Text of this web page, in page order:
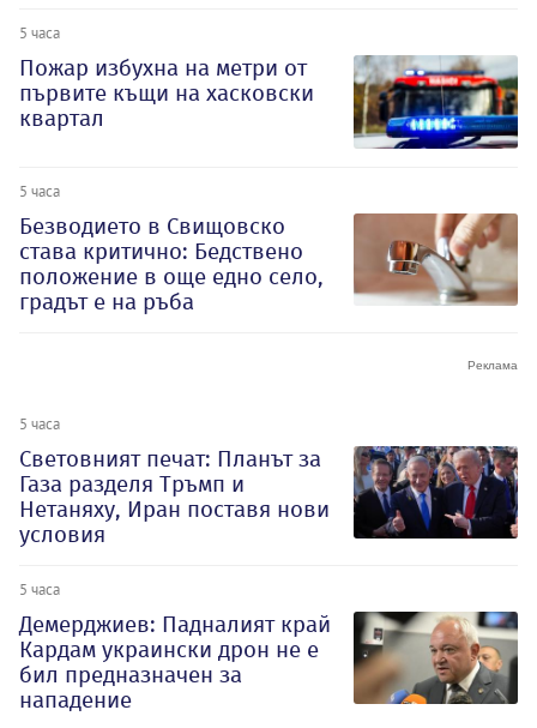
5 часа
Пожар избухна на метри от
първите къщи на хасковски
квартал
5 часа
Безводието в Свищовско
става критично: Бедствено
положение в още едно село,
градът е на ръба
5 часа
Световният печат: Планът за
Газа разделя Тръмп и
Нетаняху, Иран поставя нови
условия
5 часа
Демерджиев: Падналият край
Кардам украински дрон не е
бил предназначен за
нападение